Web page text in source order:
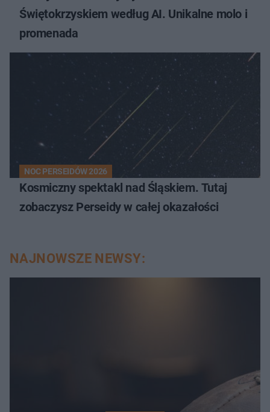
Świętokrzyskiem według AI. Unikalne molo i
promenada
NOC PERSEIDÓW 2026
Kosmiczny spektakl nad Śląskiem. Tutaj
zobaczysz Perseidy w całej okazałości
NAJNOWSZE NEWSY: